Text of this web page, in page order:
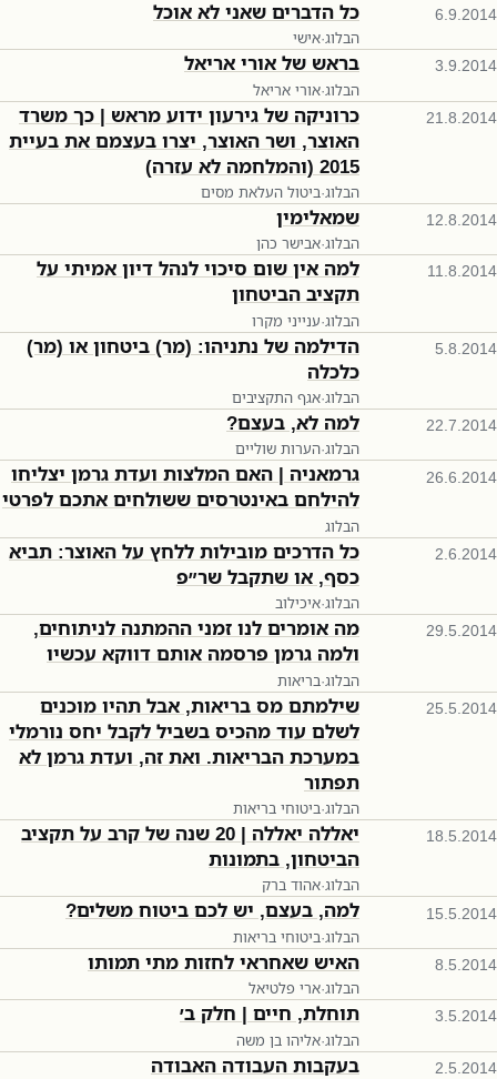
6.9.2014 כל הדברים שאני לא אוכל
הבלוג·אישי
3.9.2014 בראש של אורי אריאל
הבלוג·אורי אריאל
21.8.2014
כרוניקה של גירעון ידוע מראש | כך משרד
האוצר, ושר האוצר, יצרו בעצמם את בעיית
2015 (והמלחמה לא עזרה)
הבלוג·ביטול העלאת מסים
12.8.2014 שמאלימין
הבלוג·אבישר כהן
11.8.2014
למה אין שום סיכוי לנהל דיון אמיתי על
תקציב הביטחון
הבלוג·ענייני מקרו
5.8.2014
הדילמה של נתניהו: (מר) ביטחון או (מר)
כלכלה
הבלוג·אגף התקציבים
22.7.2014 למה לא, בעצם?
הבלוג·הערות שוליים
26.6.2014
גרמאניה | האם המלצות ועדת גרמן יצליחו
להילחם באינטרסים ששולחים אתכם לפרטי
הבלוג
2.6.2014
כל הדרכים מובילות ללחץ על האוצר: תביא
כסף, או שתקבל שר״פ
הבלוג·איכילוב
29.5.2014
מה אומרים לנו זמני ההמתנה לניתוחים,
ולמה גרמן פרסמה אותם דווקא עכשיו
הבלוג·בריאות
25.5.2014
שילמתם מס בריאות, אבל תהיו מוכנים
לשלם עוד מהכיס בשביל לקבל יחס נורמלי
במערכת הבריאות. ואת זה, ועדת גרמן לא
תפתור
הבלוג·ביטוחי בריאות
18.5.2014
יאללה יאללה | 20 שנה של קרב על תקציב
הביטחון, בתמונות
הבלוג·אהוד ברק
15.5.2014 למה, בעצם, יש לכם ביטוח משלים?
הבלוג·ביטוחי בריאות
8.5.2014 האיש שאחראי לחזות מתי תמותו
הבלוג·ארי פלטיאל
3.5.2014 תוחלת, חיים | חלק ב׳
הבלוג·אליהו בן משה
2.5.2014 בעקבות העבודה האבודה